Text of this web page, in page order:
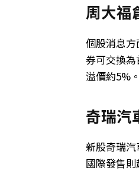
周大福
個股消息
券可交換
溢價約5%
奇瑞汽
新股奇瑞汽
國際發售則